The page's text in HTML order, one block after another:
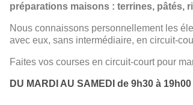
préparations maisons : terrines, pâtés,
Nous connaissons personnellement les
avec eux, sans intermédiaire, en circuit-
Faites vos courses en circuit-court pour
DU MARDI AU SAMEDI de 9h30 à